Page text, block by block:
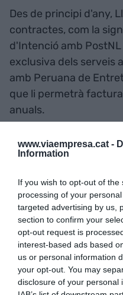
www.viaempresa.cat -
Information
If you wish to opt-out of
processing of your
targeted advertising by us,
section to confirm your
opt-out request is
interest-based ads based
us or personal information
your opt-out. You may
disclosure of your personal
Des de principi d'any,
contractes, com la
d'Intenció amb
exclusiva dels serveis
amb Peruana de
que li permetrà
anuals.
Lleida.net va signar
Latina Redex SAS per
anuals i un altre amb
Nació de Colòmbia
mentre que
Operations S.L. va
de serveis
d'1,89 milions.